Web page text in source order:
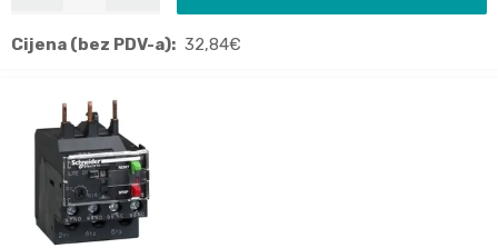
Cijena (bez PDV-a): 32,84€